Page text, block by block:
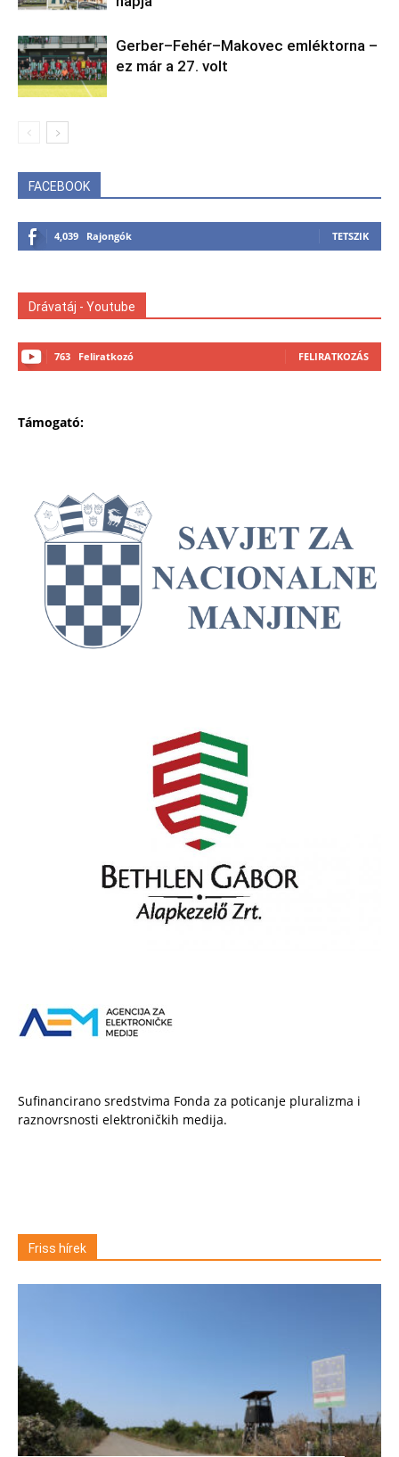
Gerber–Fehér–Makovec emléktorna –
ez már a 27. volt
FACEBOOK
4,039 Rajongók TETSZIK
Drávatáj - Youtube
763 Feliratkozó FELIRATKOZÁS
Támogató:
Sufinancirano sredstvima Fonda za poticanje pluralizma i
raznovrsnosti elektroničkih medija.
Friss hírek